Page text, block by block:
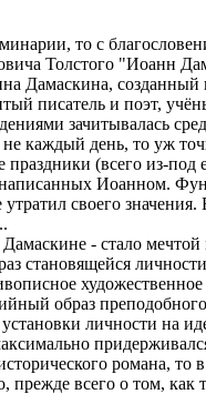
то с
Толстого "Иоанн
Дамаскина, созданный
писатель и поэт,
зачитывалась
каждый день, то уж
(всего из-
Иоанном.
своего
- стало
становящейся
образ
личности на
романа,
прежде всего о том, как